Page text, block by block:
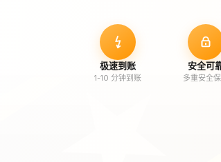
极速到账
1-10 分钟到账
安全可
多重安全